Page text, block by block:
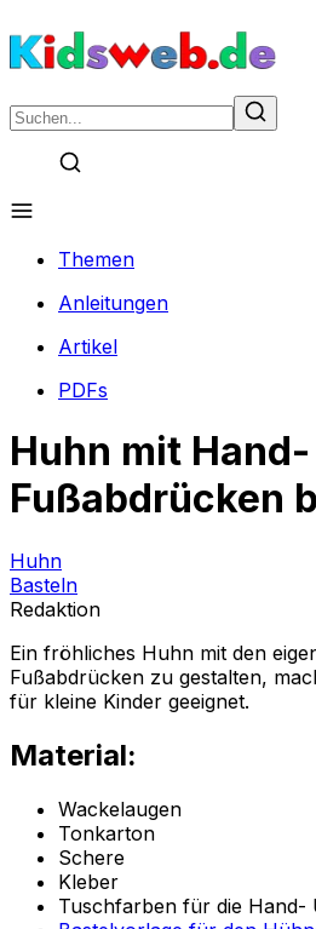
Themen
Anleitungen
Artikel
PDFs
Huhn mit
Fußabdrücken
Huhn
Basteln
Redaktion
Ein fröhliches Huhn mit den
Fußabdrücken zu gestalten,
für kleine Kinder geeignet.
Material:
Wackelaugen
Tonkarton
Schere
Kleber
Tuschfarben für die Hand-